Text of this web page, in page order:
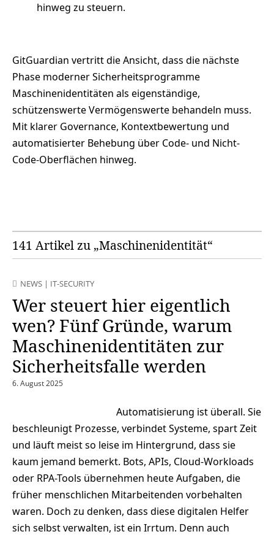
hinweg zu steuern.
GitGuardian vertritt die Ansicht, dass die nächste
Phase moderner Sicherheitsprogramme
Maschinenidentitäten als eigenständige,
schützenswerte Vermögenswerte behandeln muss.
Mit klarer Governance, Kontextbewertung und
automatisierter Behebung über Code- und Nicht-
Code-Oberflächen hinweg.
141 Artikel zu „Maschinenidentität“
NEWS | IT-SECURITY
Wer steuert hier eigentlich
wen? Fünf Gründe, warum
Maschinenidentitäten zur
Sicherheitsfalle werden
6. August 2025
Automatisierung ist überall. Sie
beschleunigt Prozesse, verbindet Systeme, spart Zeit
und läuft meist so leise im Hintergrund, dass sie
kaum jemand bemerkt. Bots, APIs, Cloud-Workloads
oder RPA-Tools übernehmen heute Aufgaben, die
früher menschlichen Mitarbeitenden vorbehalten
waren. Doch zu denken, dass diese digitalen Helfer
sich selbst verwalten, ist ein Irrtum. Denn auch